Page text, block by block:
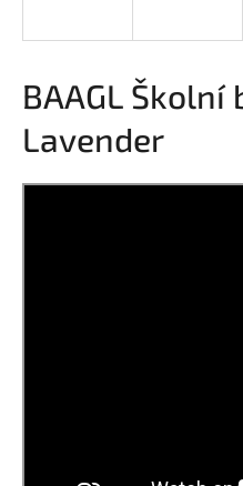
BAAGL Školní
Lavender
í
t
?